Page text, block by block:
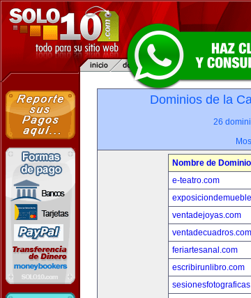
Dominios de la
26
Nombre de Dominio
e-teatro.com
ventadejoyas.com
ventadecuadros.com
feriartesanal.com
escribirunlibro.com